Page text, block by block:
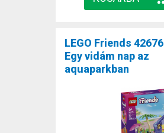
LEGO Friends 42676
Egy vidám nap az
aquaparkban